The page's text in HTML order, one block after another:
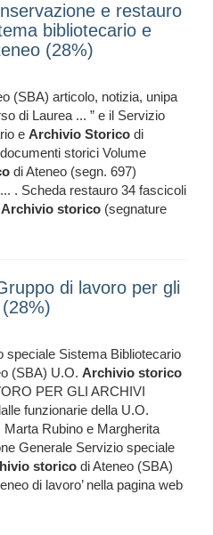
e restauro
bibliotecario e
(28%)
(SBA) articolo, notizia, unipa
di Laurea ... ” e il Servizio
e Archivio Storico di
storici Volume
di Ateneo (segn. 697)
. Scheda restauro 34 fascicoli
Archivio storico (segnature
di lavoro per gli
speciale Sistema Bibliotecario
(SBA) U.O. Archivio storico
PER GLI ARCHIVI
funzionarie della U.O.
Marta Rubino e Margherita
Generale Servizio speciale
storico di Ateneo (SBA)
di lavoro’ nella pagina web